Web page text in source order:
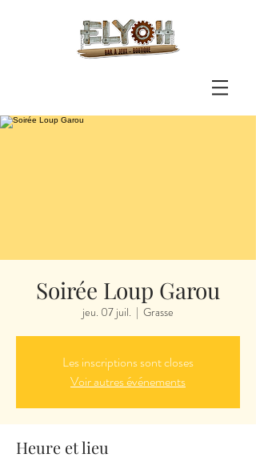
Soirée Loup Garou
jeu. 07 juil.
  |
Grasse
Les inscriptions sont closes
Voir autres événements
Heure et lieu